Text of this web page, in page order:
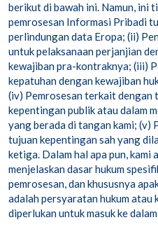
berikut di bawah ini. Namun, ini
pemrosesan Informasi Pribadi
perlindungan data Eropa; (ii)
untuk pelaksanaan perjanjian
kewajiban pra-kontraknya; (iii)
kepatuhan dengan kewajiban
(iv) Pemrosesan terkait dengan
kepentingan publik atau dalam
yang berada di tangan kami; (v)
tujuan kepentingan sah yang
ketiga. Dalam hal apa pun, kami
menjelaskan dasar hukum
pemrosesan, dan khususnya
adalah persyaratan hukum
diperlukan untuk masuk ke